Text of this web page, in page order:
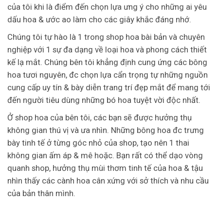
của tôi khi là điểm đến chọn lựa ưng ý cho những ai yêu
dấu hoa & ước ao làm cho các giây khắc đáng nhớ.
Chúng tôi tự hào là 1 trong shop hoa bài bản và chuyên
nghiệp với 1 sự đa dạng về loại hoa và phong cách thiết
kế lạ mắt. Chúng bên tôi khẳng định cung ứng các bông
hoa tươi nguyên, đc chọn lựa cẩn trọng tự những nguồn
cung cấp uy tín & bày diễn trang trí đẹp mắt để mang tới
đến người tiêu dùng những bó hoa tuyệt vời độc nhất.
Ở shop hoa của bên tôi, các bạn sẽ được hưởng thụ
không gian thú vị và ưa nhìn. Những bông hoa đc trưng
bày tinh tế ở từng góc nhỏ của shop, tạo nên 1 thai
không gian ấm áp & mê hoặc. Bạn rất có thể dạo vòng
quanh shop, hưởng thụ mùi thơm tinh tế của hoa & tậu
nhìn thấy các cành hoa cân xứng với sở thích và nhu cầu
của bản thân mình.